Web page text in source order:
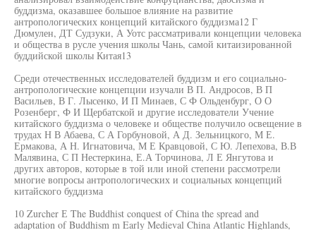
буддизма, оказавшее большое влияние на развитие
антропологических концепций китайского буддизма12 Г
Дюмулен, ДТ Судзуки, А Уотс рассматривали концепции человека
и общества в русле учения школы Чань, самой китаизированной
буддийской школы Китая13
Среди отечественных исследователей буддизм и его социально-
антропологические концепции изучали В П. Андросов, В П
Васильев, В Г. Лысенко, И П Минаев, С Ф Ольденбург, О О
Розенберг, Ф И Щербатской и другие исследователи Учение
китайского буддизма о человеке и обществе получило освещение в
трудах Н В Абаева, С А Горбуновой, А Д. Зельницкого, М Е.
Ермакова, А Н. Игнатовича, М Е Кравцовой, С Ю. Лепехова, В.В
Малявина, С П Нестеркина, Е.А Торчинова, Л Е Янгутова и
других авторов, которые в той или иной степени рассмотрели
многие вопросы антропологических и социальных концепций
китайского буддизма
10 Zurcher Е The Buddhist conquest of China the spread and
adaptation of Buddhism m Early Medieval China Atlantic Highlands,